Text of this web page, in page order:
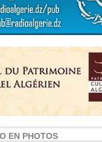
EN PHOTOS